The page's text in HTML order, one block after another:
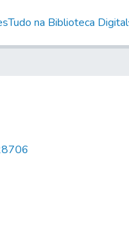
Tudo na Biblioteca Digital